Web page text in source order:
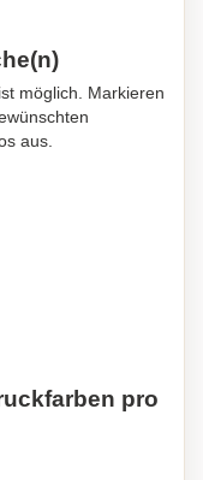
möglich. Markieren
aus.
pro